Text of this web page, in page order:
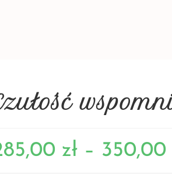
zł – 350,00